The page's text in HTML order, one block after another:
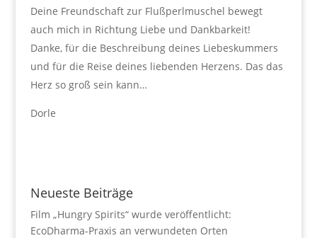
Deine Freundschaft zur Flußperlmuschel bewegt
auch mich in Richtung Liebe und Dankbarkeit!
Danke, für die Beschreibung deines Liebeskummers
und für die Reise deines liebenden Herzens. Das das
Herz so groß sein kann…
Dorle
Neueste Beiträge
Film „Hungry Spirits“ wurde veröffentlicht:
EcoDharma-Praxis an verwundeten Orten